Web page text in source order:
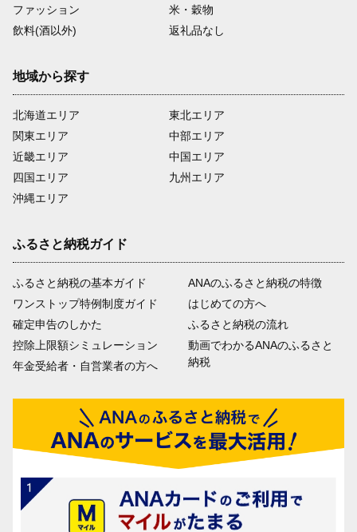
ファッション
米・穀物
飲料(酒以外)
返礼品なし
地域から探す
北海道エリア
関東エリア
近畿エリア
四国エリア
沖縄エリア
東北エリア
中部エリア
中国エリア
九州エリア
ふるさと納税ガイド
ふるさと納税の基本ガイド
ワンストップ特例制度ガイド
確定申告のしかた
控除上限額シミュレーション
年金受給者・自営業者の方へ
ANAのふるさと納税の特徴
はじめての方へ
ふるさと納税の流れ
動画でわかるANAのふるさと
納税